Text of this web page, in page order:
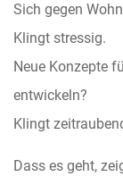
Sich gegen
Klingt stressig.
Neue Konzepte
entwickeln?
Klingt
Dass es geht,